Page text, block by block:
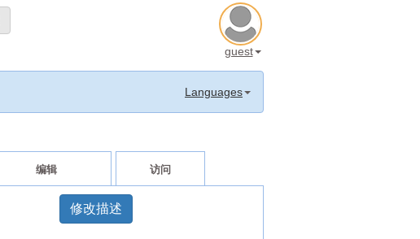
guest
Languages
编辑 访问
修改描述